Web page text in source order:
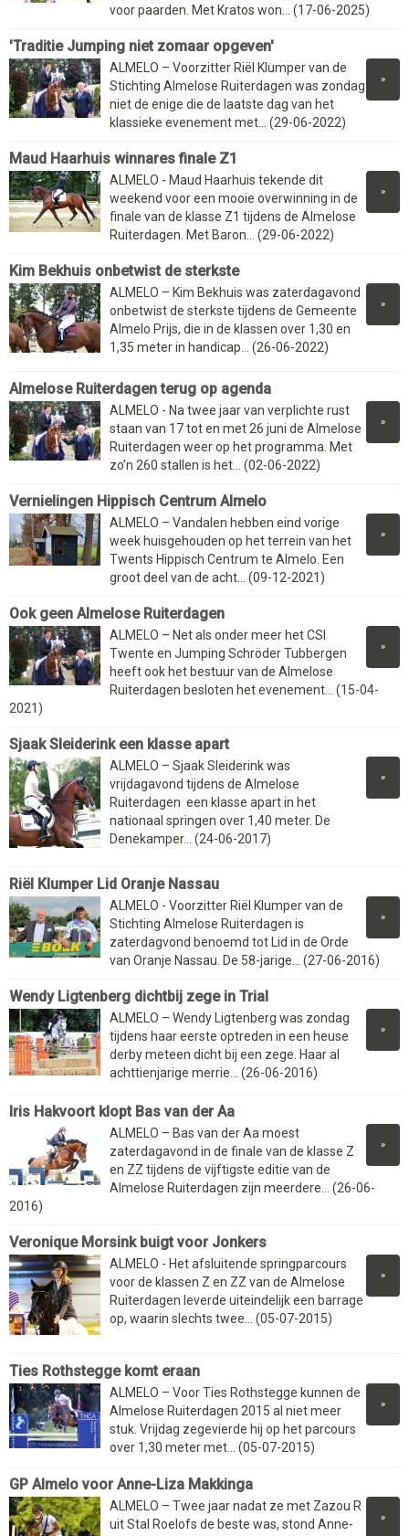
voor paarden. Met Kratos won... (17-06-2025)
'Traditie Jumping niet zomaar opgeven'
»
ALMELO – Voorzitter Riël Klumper van de
Stichting Almelose Ruiterdagen was zondag
niet de enige die de laatste dag van het
klassieke evenement met... (29-06-2022)
Maud Haarhuis winnares finale Z1
»
ALMELO - Maud Haarhuis tekende dit
weekend voor een mooie overwinning in de
finale van de klasse Z1 tijdens de Almelose
Ruiterdagen. Met Baron... (29-06-2022)
Kim Bekhuis onbetwist de sterkste
»
ALMELO – Kim Bekhuis was zaterdagavond
onbetwist de sterkste tijdens de Gemeente
Almelo Prijs, die in de klassen over 1,30 en
1,35 meter in handicap... (26-06-2022)
Almelose Ruiterdagen terug op agenda
»
ALMELO - Na twee jaar van verplichte rust
staan van 17 tot en met 26 juni de Almelose
Ruiterdagen weer op het programma. Met
zo’n 260 stallen is het... (02-06-2022)
Vernielingen Hippisch Centrum Almelo
»
ALMELO – Vandalen hebben eind vorige
week huisgehouden op het terrein van het
Twents Hippisch Centrum te Almelo. Een
groot deel van de acht... (09-12-2021)
Ook geen Almelose Ruiterdagen
»
ALMELO – Net als onder meer het CSI
Twente en Jumping Schröder Tubbergen
heeft ook het bestuur van de Almelose
Ruiterdagen besloten het evenement... (15-04-
2021)
Sjaak Sleiderink een klasse apart
»
ALMELO – Sjaak Sleiderink was
vrijdagavond tijdens de Almelose
Ruiterdagen een klasse apart in het
nationaal springen over 1,40 meter. De
Denekamper... (24-06-2017)
Riël Klumper Lid Oranje Nassau
»
ALMELO - Voorzitter Riël Klumper van de
Stichting Almelose Ruiterdagen is
zaterdagvond benoemd tot Lid in de Orde
van Oranje Nassau. De 58-jarige... (27-06-2016)
Wendy Ligtenberg dichtbij zege in Trial
»
ALMELO – Wendy Ligtenberg was zondag
tijdens haar eerste optreden in een heuse
derby meteen dicht bij een zege. Haar al
achttienjarige merrie... (26-06-2016)
Iris Hakvoort klopt Bas van der Aa
»
ALMELO – Bas van der Aa moest
zaterdagavond in de finale van de klasse Z
en ZZ tijdens de vijftigste editie van de
Almelose Ruiterdagen zijn meerdere... (26-06-
2016)
Veronique Morsink buigt voor Jonkers
»
ALMELO - Het afsluitende springparcours
voor de klassen Z en ZZ van de Almelose
Ruiterdagen leverde uiteindelijk een barrage
op, waarin slechts twee... (05-07-2015)
Ties Rothstegge komt eraan
»
ALMELO – Voor Ties Rothstegge kunnen de
Almelose Ruiterdagen 2015 al niet meer
stuk. Vrijdag zegevierde hij op het parcours
over 1,30 meter met... (05-07-2015)
GP Almelo voor Anne-Liza Makkinga
»
ALMELO – Twee jaar nadat ze met Zazou R
uit Stal Roelofs de beste was, stond Anne-